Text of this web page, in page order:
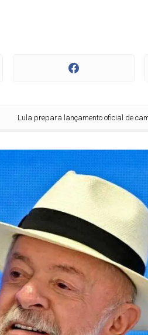
prepara lançamento oficial de campanha à